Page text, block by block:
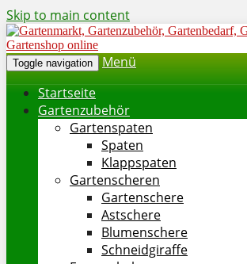
Skip to main content
Toggle navigation
Menü
Startseite
Gartenzubehör
Gartenspaten
Spaten
Klappspaten
Gartenscheren
Gartenschere
Astschere
Blumenschere
Schneidgiraffe